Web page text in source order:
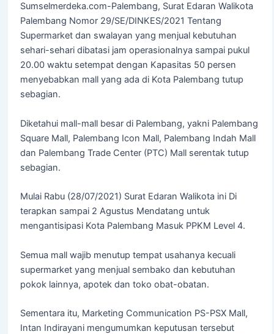
Sumselmerdeka.com-Palembang, Surat Edaran Walikota
Palembang Nomor 29/SE/DINKES/2021 Tentang
Supermarket dan swalayan yang menjual kebutuhan
sehari-sehari dibatasi jam operasionalnya sampai pukul
20.00 waktu setempat dengan Kapasitas 50 persen
menyebabkan mall yang ada di Kota Palembang tutup
sebagian.
Diketahui mall-mall besar di Palembang, yakni Palembang
Square Mall, Palembang Icon Mall, Palembang Indah Mall
dan Palembang Trade Center (PTC) Mall serentak tutup
sebagian.
Mulai Rabu (28/07/2021) Surat Edaran Walikota ini Di
terapkan sampai 2 Agustus Mendatang untuk
mengantisipasi Kota Palembang Masuk PPKM Level 4.
Semua mall wajib menutup tempat usahanya kecuali
supermarket yang menjual sembako dan kebutuhan
pokok lainnya, apotek dan toko obat-obatan.
Sementara itu, Marketing Communication PS-PSX Mall,
Intan Indirayani mengumumkan keputusan tersebut